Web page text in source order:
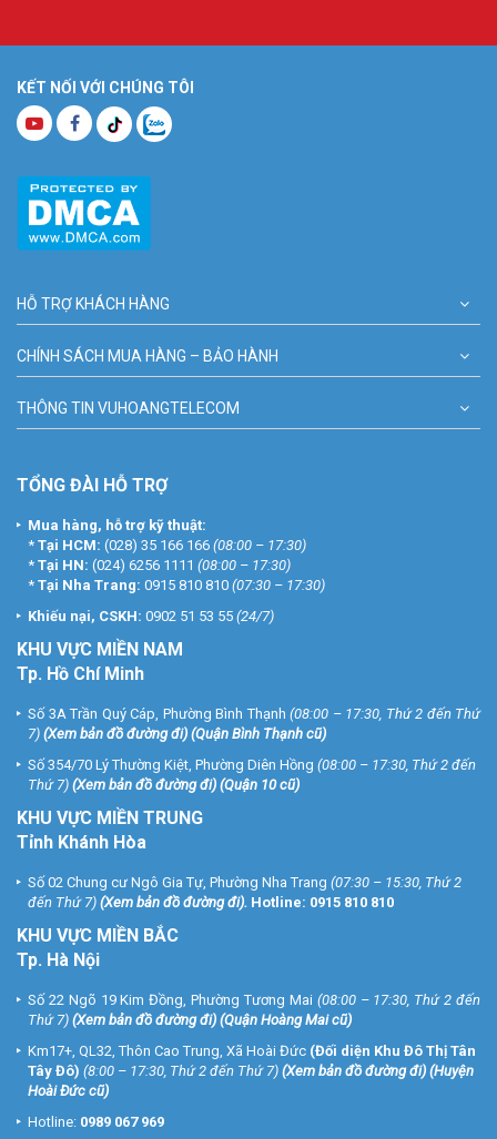
KẾT NỐI VỚI CHÚNG TÔI
HỖ TRỢ KHÁCH HÀNG
CHÍNH SÁCH MUA HÀNG – BẢO HÀNH
THÔNG TIN VUHOANGTELECOM
TỔNG ĐÀI HỖ TRỢ
Mua hàng, hỗ trợ kỹ thuật:
* Tại HCM: (028) 35 166 166 (08:00 – 17:30)
* Tại HN: (024) 6256 1111 (08:00 – 17:30)
* Tại Nha Trang: 0915 810 810 (07:30 – 17:30)
Khiếu nại, CSKH: 0902 51 53 55 (24/7)
KHU VỰC MIỀN NAM
Tp. Hồ Chí Minh
Số 3A Trần Quý Cáp, Phường Bình Thạnh (08:00 – 17:30, Thứ 2 đến Thứ
7) (Xem bản đồ đường đi) (Quận Bình Thạnh cũ)
Số 354/70 Lý Thường Kiệt, Phường Diên Hồng (08:00 – 17:30, Thứ 2 đến
Thứ 7) (Xem bản đồ đường đi) (Quận 10 cũ)
KHU VỰC MIỀN TRUNG
Tỉnh Khánh Hòa
Số 02 Chung cư Ngô Gia Tự, Phường Nha Trang (07:30 – 15:30, Thứ 2
đến Thứ 7) (Xem bản đồ đường đi). Hotline: 0915 810 810
KHU VỰC MIỀN BẮC
Tp. Hà Nội
Số 22 Ngõ 19 Kim Đồng, Phường Tương Mai (08:00 – 17:30, Thứ 2 đến
Thứ 7) (Xem bản đồ đường đi) (Quận Hoàng Mai cũ)
Km17+, QL32, Thôn Cao Trung, Xã Hoài Đức (Đối diện Khu Đô Thị Tân
Tây Đô) (8:00 – 17:30, Thứ 2 đến Thứ 7) (Xem bản đồ đường đi) (Huyện
Hoài Đức cũ)
Hotline: 0989 067 969